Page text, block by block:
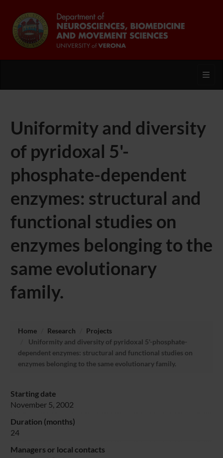
Uniformity and diversity
of pyridoxal 5'-
phosphate-dependent
enzymes: structural and
functional studies on
enzymes belonging to the
same evolutionary
family.
Home Research
Projects
Uniformity and diversity of pyridoxal 5'-phosphate-
dependent enzymes: structural and functional studies on
enzymes belonging to the same evolutionary family.
Starting date
November 5, 2002
Duration (months)
24
Managers or local contacts